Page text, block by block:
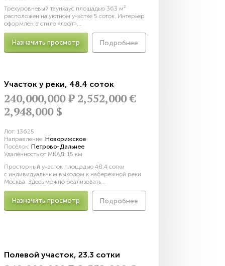
Трехуровневый таунхаус площадью 363 м²
расположен на уютном участке 5 соток. Интерьер
оформлен в стиле «лофт»...
Назначить просмотр Подробнее
Участок у реки, 48.4 соток
240,000,000Р 2,552,000 €
2,948,000 $
Лот: 13625
Направление: Новорижское
Посёлок: Петрово-Дальнее
Удалённость от МКАД: 15 км
Просторный участок площадью 48,4 сотки
с индивидуальным выходом к набережной реки
Москва. Здесь можно реализовать...
Назначить просмотр Подробнее
Полевой участок, 23.3 сотки